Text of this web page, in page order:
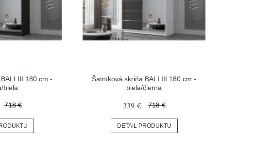
III 180 cm -
biela
718 €
Šatníková skriňa BALI III 180 cm -
biela/čierna
339 € 718 €
DETAIL PRODUKTU